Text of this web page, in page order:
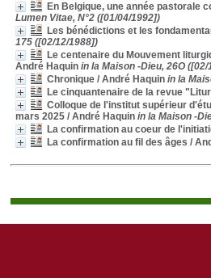
En Belgique, une année pastorale
Lumen Vitae, N°2 ([01/04/1992])
Les bénédictions et les
175 ([02/12/1988])
Le centenaire du Mouvement
André Haquin in la Maison -Dieu, 26O ([02/
Chronique / André Haquin in la
Le cinquantenaire de la revue
Colloque de l'institut supérieur
mars 2025 / André Haquin in la Maison -
La confirmation au coeur de
La confirmation au fil des âges /